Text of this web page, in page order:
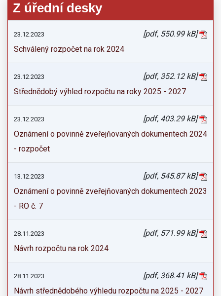
Z úřední desky
23.12.2023
[pdf, 550.99 kB]
Schválený rozpočet na rok 2024
23.12.2023
[pdf, 352.12 kB]
Střednědobý výhled rozpočtu na roky 2025 - 2027
23.12.2023
[pdf, 403.29 kB]
Oznámení o povinně zveřejňovaných dokumentech 2024
- rozpočet
13.12.2023
[pdf, 545.87 kB]
Oznámení o povinně zveřejňovaných dokumentech 2023
- RO č. 7
28.11.2023
[pdf, 571.99 kB]
Návrh rozpočtu na rok 2024
28.11.2023
[pdf, 368.41 kB]
Návrh střednědobého výhledu rozpočtu na 2025 - 2027